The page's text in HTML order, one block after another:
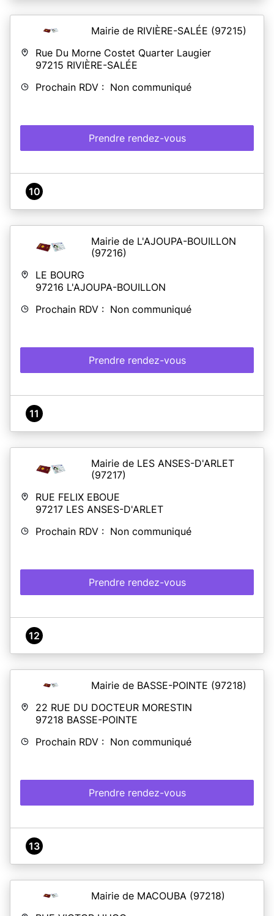
Mairie de RIVIÈRE-SALÉE (97215)
Rue Du Morne Costet Quarter Laugier
97215 RIVIÈRE-SALÉE
Prochain RDV : Non communiqué
Prendre rendez-vous
10
Mairie de L'AJOUPA-BOUILLON
(97216)
LE BOURG
97216 L'AJOUPA-BOUILLON
Prochain RDV : Non communiqué
Prendre rendez-vous
11
Mairie de LES ANSES-D'ARLET
(97217)
RUE FELIX EBOUE
97217 LES ANSES-D'ARLET
Prochain RDV : Non communiqué
Prendre rendez-vous
12
Mairie de BASSE-POINTE (97218)
22 RUE DU DOCTEUR MORESTIN
97218 BASSE-POINTE
Prochain RDV : Non communiqué
Prendre rendez-vous
13
Mairie de MACOUBA (97218)